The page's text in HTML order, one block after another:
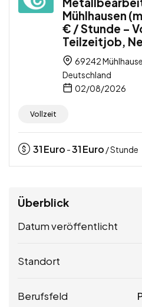
Mühlhausen
€ / Stunde –
Teilzeitjob,
69242
Deutschland
02/08/2026
Vollzeit
31Euro -31Euro / Stunde
Überblick
Datum veröffentlicht
Standort
Berufsfeld